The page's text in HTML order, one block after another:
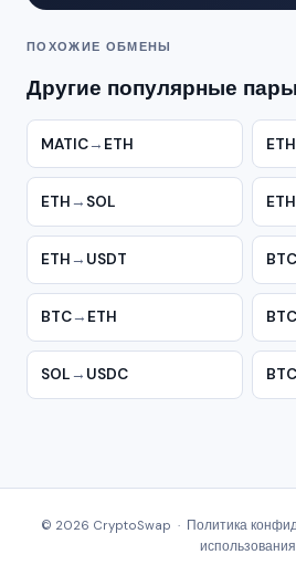
ПОХОЖИЕ ОБМЕНЫ
Другие популярные
MATIC→ ETH ETH
ETH → SOL ETH
ETH → USDT BTC
BTC→ ETH BTC
SOL → USDC BTC
© 2026 CryptoSwap · Политика
использования